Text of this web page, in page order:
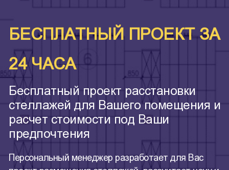
БЕСПЛАТНЫЙ ПРОЕКТ ЗА
24 ЧАСА
Бесплатный проект расстановки
стеллажей для Вашего помещения и
расчет стоимости под Ваши
предпочтения
Персональный менеджер разработает для Вас